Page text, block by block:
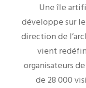
Une île
développe sur le
direction de
vient
organisateurs
de 28 000